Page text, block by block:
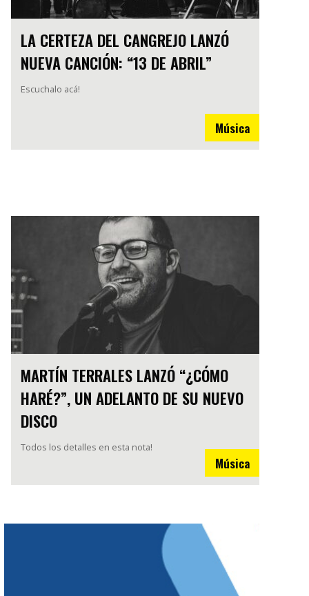
LA CERTEZA DEL CANGREJO LANZÓ
NUEVA CANCIÓN: “13 DE ABRIL”
Escuchalo acá!
Música
MARTÍN TERRALES LANZÓ “¿CÓMO
HARÉ?”, UN ADELANTO DE SU NUEVO
DISCO
Todos los detalles en esta nota!
Música